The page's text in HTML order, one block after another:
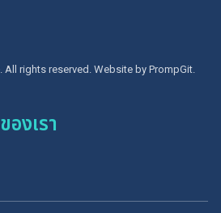
All rights reserved. Website by PrompGit.
งเรา